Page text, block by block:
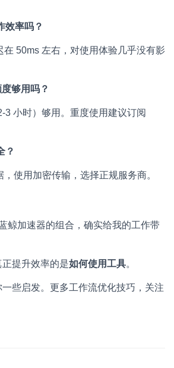
效率吗？
在 50ms 左右，对使用体验几乎没有影
够用吗？
3 小时）够用。重度使用建议订阅
？
使用加密传输，选择正规服务商。
鲸加速器的组合，确实给我的工作带
提升效率的是如何使用工具。
些启发。更多工作流优化技巧，关注